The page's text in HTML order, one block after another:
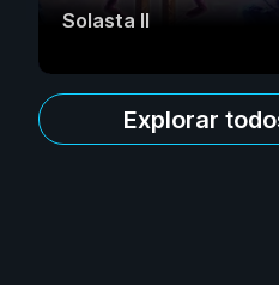
Solasta II
Explorar